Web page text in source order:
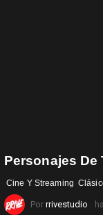
Cine Y Streaming
Personajes De
Por rrivestudio